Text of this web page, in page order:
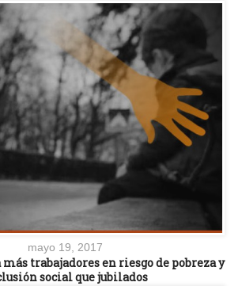
mayo 19, 2017
más trabajadores en riesgo de pobreza y
social que jubilados